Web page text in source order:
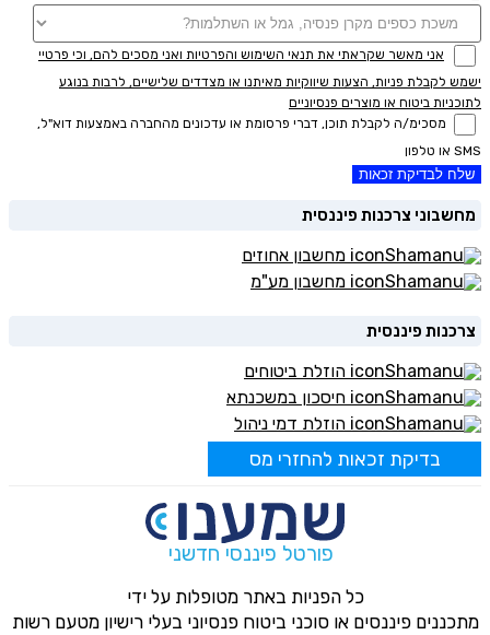
אני מאשר שקראתי את תנאי השימוש והפרטיות ואני מסכים להם, וכי פרטיי
ישמש לקבלת פניות, הצעות שיווקיות מאיתנו או מצדדים שלישיים, לרבות בנוגע
לתוכניות ביטוח או מוצרים פנסיוניים
מסכימ/ה לקבלת תוכן, דברי פרסומת או עדכונים מהחברה באמצעות דוא"ל,
SMS או טלפון
שלח לבדיקת זכאות
מחשבוני צרכנות פיננסית
מחשבון אחוזים
מחשבון מע"מ
צרכנות פיננסית
הוזלת ביטוחים
חיסכון במשכנתא
הוזלת דמי ניהול
בדיקת זכאות להחזרי מס
פורטל פיננסי חדשני
כל הפניות באתר מטופלות על ידי
מתכננים פיננסים או סוכני ביטוח פנסיוני בעלי רישיון מטעם רשות